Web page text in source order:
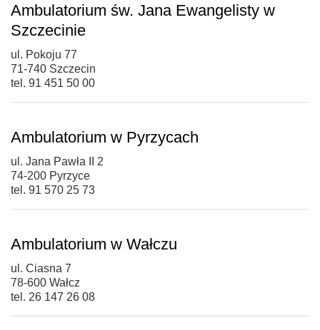
Ambulatorium św. Jana Ewangelisty w
Szczecinie
ul. Pokoju 77
71-740 Szczecin
tel. 91 451 50 00
Ambulatorium w Pyrzycach
ul. Jana Pawła II 2
74-200 Pyrzyce
tel. 91 570 25 73
Ambulatorium w Wałczu
ul. Ciasna 7
78-600 Wałcz
tel. 26 147 26 08